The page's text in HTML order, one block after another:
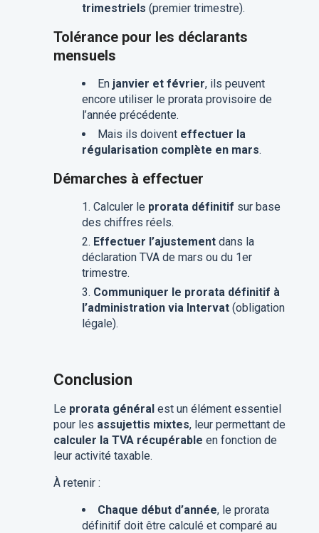
trimestriels (premier trimestre).
Tolérance pour les déclarants
mensuels
En janvier et février, ils peuvent
encore utiliser le prorata provisoire de
l’année précédente.
Mais ils doivent effectuer la
régularisation complète en mars.
Démarches à effectuer
Calculer le prorata définitif sur base
des chiffres réels.
Effectuer l’ajustementdans la
déclaration TVA de mars ou du 1er
trimestre.
Communiquer le prorata définitif à
l’administration via Intervat(obligation
légale).
Conclusion
Le prorata généralest un élément essentiel
pour les assujettis mixtes, leur permettant de
calculer la TVA récupérable en fonction de
leur activité taxable.
À retenir :
Chaque début d’année, le prorata
définitif doit être calculé et comparé au